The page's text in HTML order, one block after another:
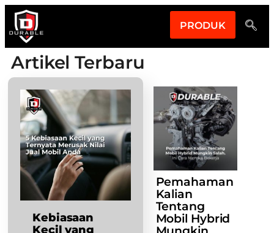
PRODUK
Artikel Terbaru
Kebiasaan
Kecil yang
Pemahaman
Kalian
Tentang
Mobil Hybrid